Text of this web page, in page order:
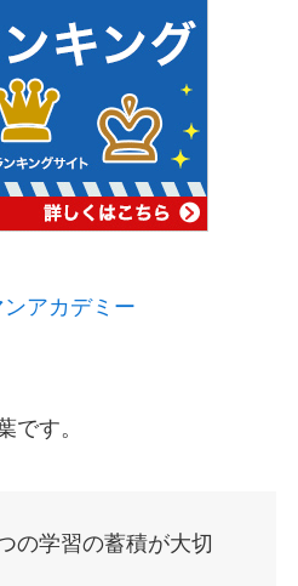
ンアカデミー
です。
の学習の蓄積が大切